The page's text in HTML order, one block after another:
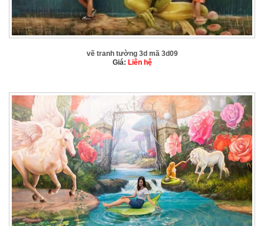
vẽ tranh tường 3d mã 3d09
Giá: Liên hệ